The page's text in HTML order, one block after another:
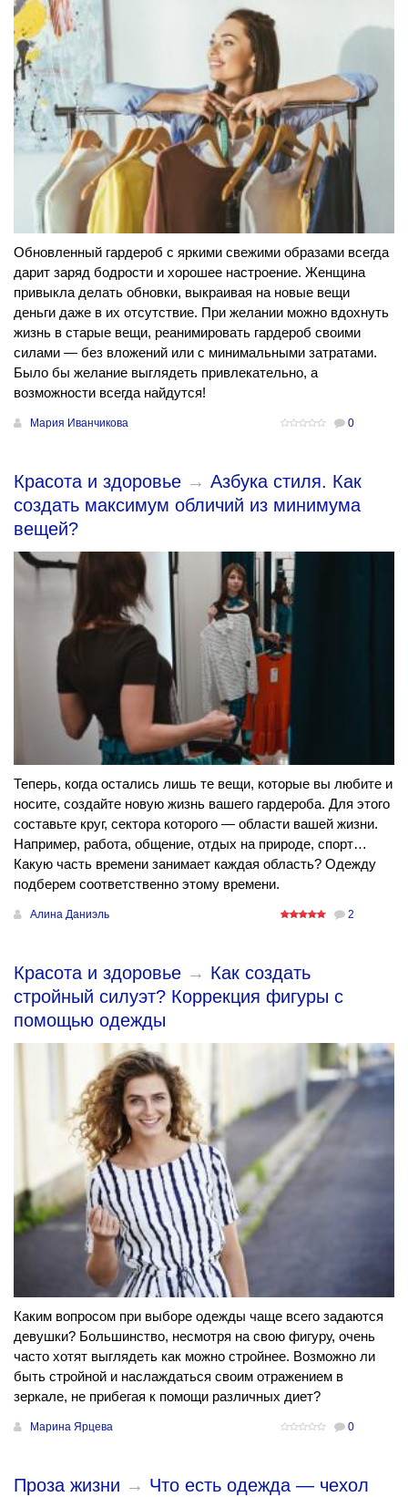
Обновленный гардероб с яркими свежими образами всегда
дарит заряд бодрости и хорошее настроение. Женщина
привыкла делать обновки, выкраивая на новые вещи
деньги даже в их отсутствие. При желании можно вдохнуть
жизнь в старые вещи, реанимировать гардероб своими
силами — без вложений или с минимальными затратами.
Было бы желание выглядеть привлекательно, а
возможности всегда найдутся!
Мария Иванчикова 0
Красота и здоровье → Азбука стиля. Как
создать максимум обличий из минимума
вещей?
Теперь, когда остались лишь те вещи, которые вы любите и
носите, создайте новую жизнь вашего гардероба. Для этого
составьте круг, сектора которого — области вашей жизни.
Например, работа, общение, отдых на природе, спорт…
Какую часть времени занимает каждая область? Одежду
подберем соответственно этому времени.
Алина Даниэль 2
Красота и здоровье → Как создать
стройный силуэт? Коррекция фигуры с
помощью одежды
Каким вопросом при выборе одежды чаще всего задаются
девушки? Большинство, несмотря на свою фигуру, очень
часто хотят выглядеть как можно стройнее. Возможно ли
быть стройной и наслаждаться своим отражением в
зеркале, не прибегая к помощи различных диет?
Марина Ярцева 0
Проза жизни → Что есть одежда — чехол